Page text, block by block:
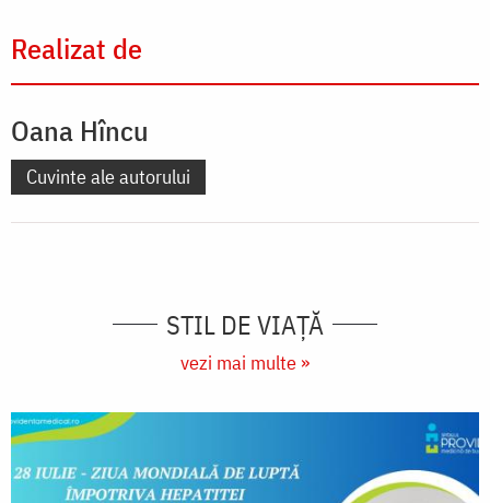
Realizat de
Oana Hîncu
Cuvinte ale autorului
STIL DE VIAŢĂ
vezi mai multe »